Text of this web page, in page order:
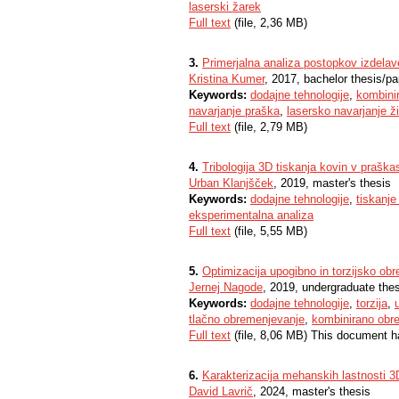
laserski žarek
Full text (file, 2,36 MB)
3. Primerjalna analiza postopkov
Kristina Kumer, 2017, bachelor thesis/
Keywords: dodajne tehnologije,
navarjanje praška, lasersko navarjanje
Full text (file, 2,79 MB)
4. Tribologija 3D tiskanja kovin v
Urban Klanjšček, 2019, master's thesis
Keywords: dodajne tehnologije,
eksperimentalna analiza
Full text (file, 5,55 MB)
5. Optimizacija upogibno in torzijsko
Jernej Nagode, 2019, undergraduate
Keywords: dodajne tehnologije, torzija,
tlačno obremenjevanje, kombinirano
Full text (file, 8,06 MB) This document
6. Karakterizacija mehanskih lastnosti
David Lavrič, 2024, master's thesis